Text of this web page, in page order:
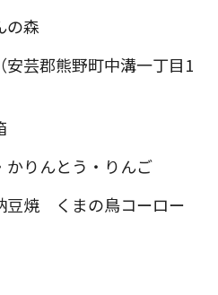
の森
芸郡熊野町中溝一丁目1
りんとう・りんご
豆焼 くまの鳥コーロー